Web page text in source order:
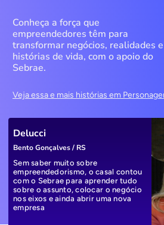
Conheça a força que
empreendedores têm para
transformar negócios, realidades e
histórias de vida, com o apoio do
Sebrae.
Veja essa e mais histórias em
Delucci
Bento Gonçalves / RS
Sem saber muito sobre
empreendedorismo, o casal contou
com o Sebrae para aprender tudo
sobre o assunto, colocar o negócio
nos eixos e ainda abrir uma nova
empresa